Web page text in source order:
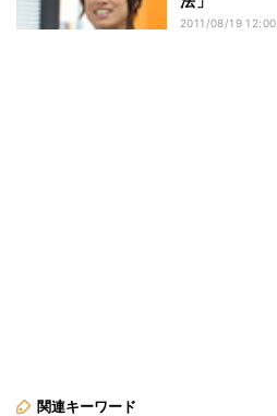
2011/08/19 12:00
関連キーワード